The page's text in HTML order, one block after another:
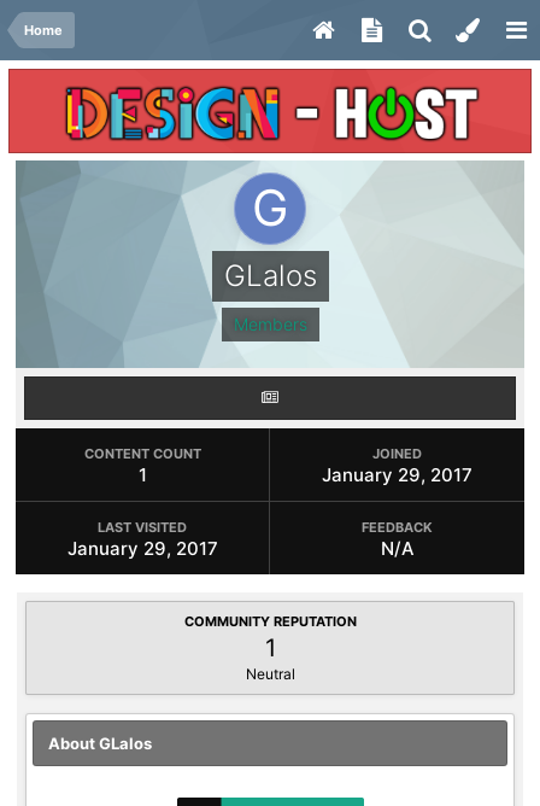
Home
GLalos
Members
CONTENT COUNT
1
JOINED
January 29, 2017
LAST VISITED
January 29, 2017
FEEDBACK
N/A
COMMUNITY REPUTATION
1
Neutral
About GLalos